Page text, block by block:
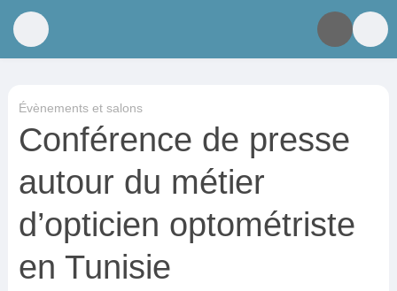
Évènements et salons
Conférence de presse
autour du métier
d’opticien optométriste
en Tunisie